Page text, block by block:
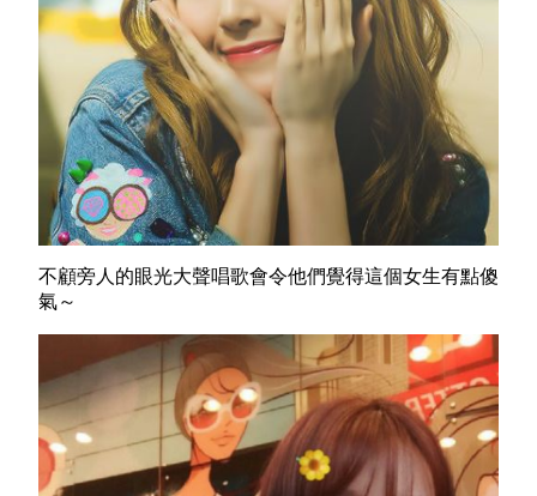
不顧旁人的眼光大聲唱歌會令他們覺得這個女生有點傻
氣～